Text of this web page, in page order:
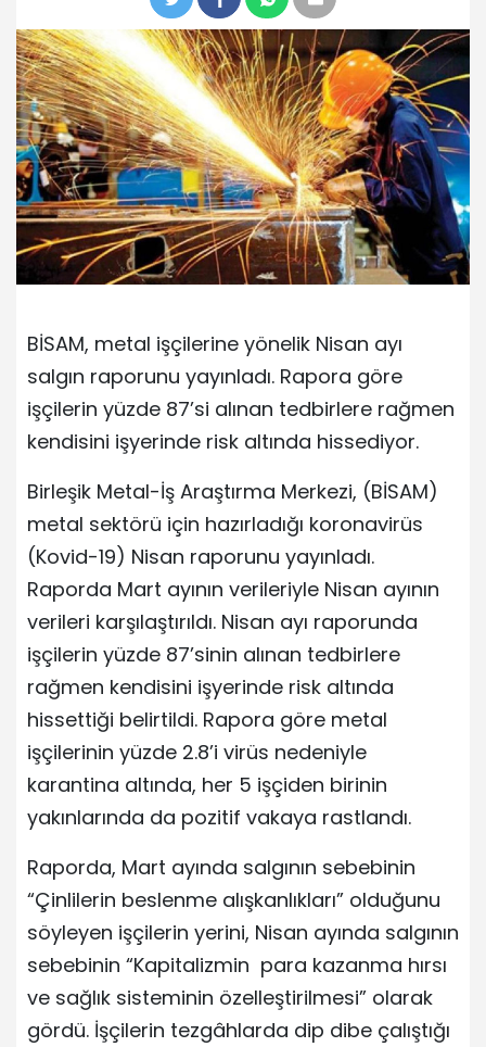
BİSAM, metal işçilerine yönelik Nisan ayı
salgın raporunu yayınladı. Rapora göre
işçilerin yüzde 87’si alınan tedbirlere rağmen
kendisini işyerinde risk altında hissediyor.
Birleşik Metal-İş Araştırma Merkezi, (BİSAM)
metal sektörü için hazırladığı koronavirüs
(Kovid-19) Nisan raporunu yayınladı.
Raporda Mart ayının verileriyle Nisan ayının
verileri karşılaştırıldı. Nisan ayı raporunda
işçilerin yüzde 87’sinin alınan tedbirlere
rağmen kendisini işyerinde risk altında
hissettiği belirtildi. Rapora göre metal
işçilerinin yüzde 2.8’i virüs nedeniyle
karantina altında, her 5 işçiden birinin
yakınlarında da pozitif vakaya rastlandı.
Raporda, Mart ayında salgının sebebinin
“Çinlilerin beslenme alışkanlıkları” olduğunu
söyleyen işçilerin yerini, Nisan ayında salgının
sebebinin “Kapitalizmin para kazanma hırsı
ve sağlık sisteminin özelleştirilmesi” olarak
gördü. İşçilerin tezgâhlarda dip dibe çalıştığı